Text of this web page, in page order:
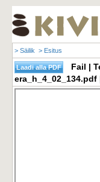
> Säilik > Esitus
Fail |
era_h_4_02_134.pdf